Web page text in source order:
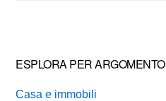
ESPLORA PER ARGOMENTO
Casa e immobili